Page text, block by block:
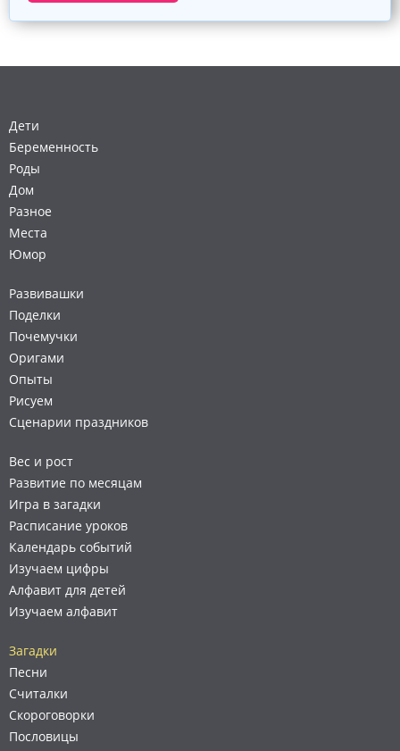
Дети
Беременность
Роды
Дом
Разное
Места
Юмор
Развивашки
Поделки
Почемучки
Оригами
Опыты
Рисуем
Сценарии праздников
Вес и рост
Развитие по месяцам
Игра в загадки
Расписание уроков
Календарь событий
Изучаем цифры
Алфавит для детей
Изучаем алфавит
Загадки
Песни
Считалки
Скороговорки
Пословицы